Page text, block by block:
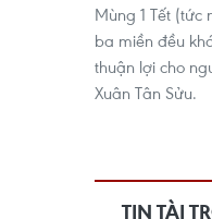
Mùng 1 Tết (tức
ba miền đều
thuận lợi cho
Xuân Tân Sửu.